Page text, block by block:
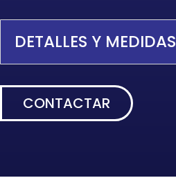
DETALLES Y MEDIDAS
CONTACTAR